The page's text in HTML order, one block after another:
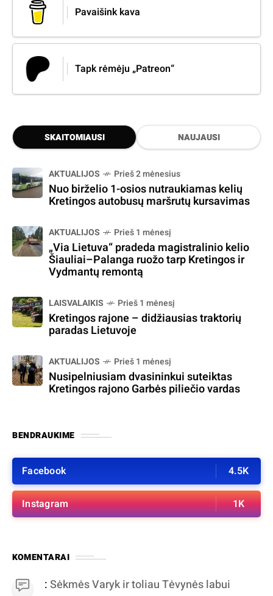
Pavaišink kava
Tapk rėmėju „Patreon“
SKAITOMIAUSI NAUJAUSI
AKTUALIJOS Prieš 2 mėnesius
Nuo birželio 1-osios nutraukiamas kelių
Kretingos autobusų maršrutų kursavimas
AKTUALIJOS Prieš 1 mėnesį
„Via Lietuva“ pradeda magistralinio kelio
Šiauliai–Palanga ruožo tarp Kretingos ir
Vydmantų remontą
LAISVALAIKIS Prieš 1 mėnesį
Kretingos rajone – didžiausias traktorių
paradas Lietuvoje
AKTUALIJOS Prieš 1 mėnesį
Nusipelniusiam dvasininkui suteiktas
Kretingos rajono Garbės piliečio vardas
BENDRAUKIME
Facebook 4.5K
Instagram 1K
KOMENTARAI
:Sėkmės Varyk ir toliau Tėvynės labui